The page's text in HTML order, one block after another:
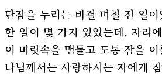
단잠을 누리는 비결 며칠 전 일
한 일이 몇 가지 있었는데, 자리
이 머릿속을 맴돌고 도통 잠을
나님께서는 사랑하시는 자에게